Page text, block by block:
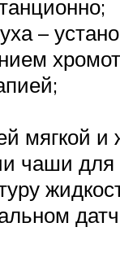
–
мягкой и
чаши